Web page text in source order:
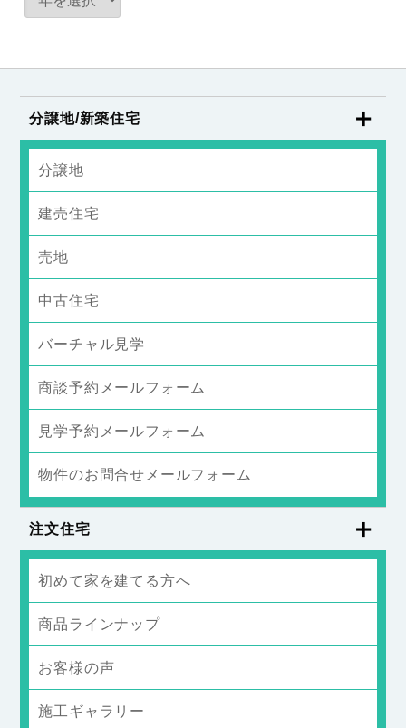
分譲地/新築住宅
分譲地
建売住宅
売地
中古住宅
バーチャル見学
商談予約メールフォーム
見学予約メールフォーム
物件のお問合せメールフォーム
注文住宅
初めて家を建てる方へ
商品ラインナップ
お客様の声
施工ギャラリー